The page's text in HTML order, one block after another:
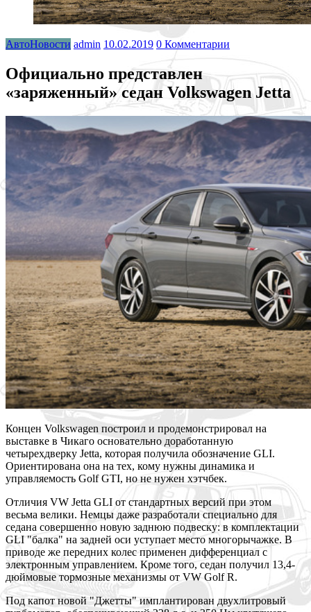
АвтоНовости admin 10.02.2019 0 Комментарии
Официально представлен
«заряженный» седан Volkswagen Jetta
Концен Volkswagen построил и продемонстрировал на
выставке в Чикаго основательно доработанную
четырехдверку Jetta, которая получила обозначение GLI.
Ориентирована она на тех, кому нужны динамика и
управляемость Golf GTI, но не нужен хэтчбек.
Отличия VW Jetta GLI от стандартных версий при этом
весьма велики. Немцы даже разработали специально для
седана совершенно новую заднюю подвеску: в комплектации
GLI "балка" на задней оси уступает место многорычажке. В
приводе же передних колес применен дифференциал с
электронным управлением. Кроме того, седан получил 13,4-
дюймовые тормозные механизмы от VW Golf R.
Под капот новой "Джетты" имплантирован двухлитровый